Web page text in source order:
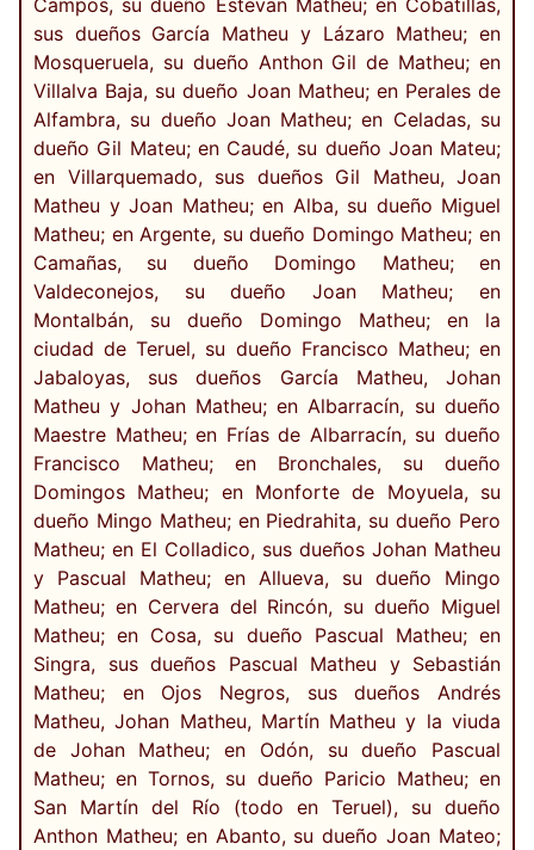
Campos, su dueño Estevan Matheu; en Cobatillas,
sus dueños García Matheu y Lázaro Matheu; en
Mosqueruela, su dueño Anthon Gil de Matheu; en
Villalva Baja, su dueño Joan Matheu; en Perales de
Alfambra, su dueño Joan Matheu; en Celadas, su
dueño Gil Mateu; en Caudé, su dueño Joan Mateu;
en Villarquemado, sus dueños Gil Matheu, Joan
Matheu y Joan Matheu; en Alba, su dueño Miguel
Matheu; en Argente, su dueño Domingo Matheu; en
Camañas, su dueño Domingo Matheu; en
Valdeconejos, su dueño Joan Matheu; en
Montalbán, su dueño Domingo Matheu; en la
ciudad de Teruel, su dueño Francisco Matheu; en
Jabaloyas, sus dueños García Matheu, Johan
Matheu y Johan Matheu; en Albarracín, su dueño
Maestre Matheu; en Frías de Albarracín, su dueño
Francisco Matheu; en Bronchales, su dueño
Domingos Matheu; en Monforte de Moyuela, su
dueño Mingo Matheu; en Piedrahita, su dueño Pero
Matheu; en El Colladico, sus dueños Johan Matheu
y Pascual Matheu; en Allueva, su dueño Mingo
Matheu; en Cervera del Rincón, su dueño Miguel
Matheu; en Cosa, su dueño Pascual Matheu; en
Singra, sus dueños Pascual Matheu y Sebastián
Matheu; en Ojos Negros, sus dueños Andrés
Matheu, Johan Matheu, Martín Matheu y la viuda
de Johan Matheu; en Odón, su dueño Pascual
Matheu; en Tornos, su dueño Paricio Matheu; en
San Martín del Río (todo en Teruel), su dueño
Anthon Matheu; en Abanto, su dueño Joan Mateo;